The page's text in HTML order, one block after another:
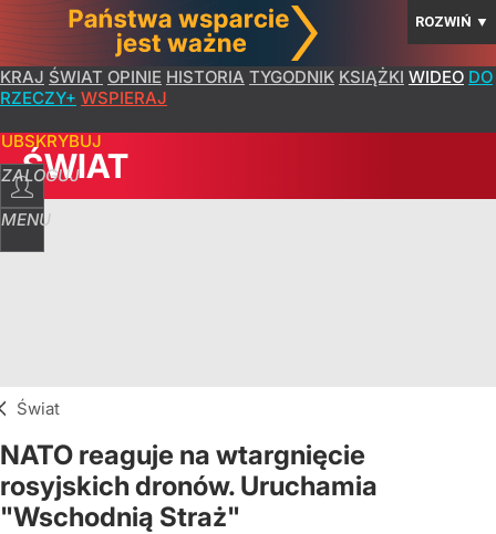
ROZWIŃ ▼
KRAJ ŚWIAT OPINIE HISTORIA TYGODNIK KSIĄŻKI WIDEO DO
RZECZY+ WSPIERAJ
ZALOGUJ
MENU
ŚWIAT
Świat
NATO reaguje na wtargnięcie
rosyjskich dronów. Uruchamia
"Wschodnią Straż"